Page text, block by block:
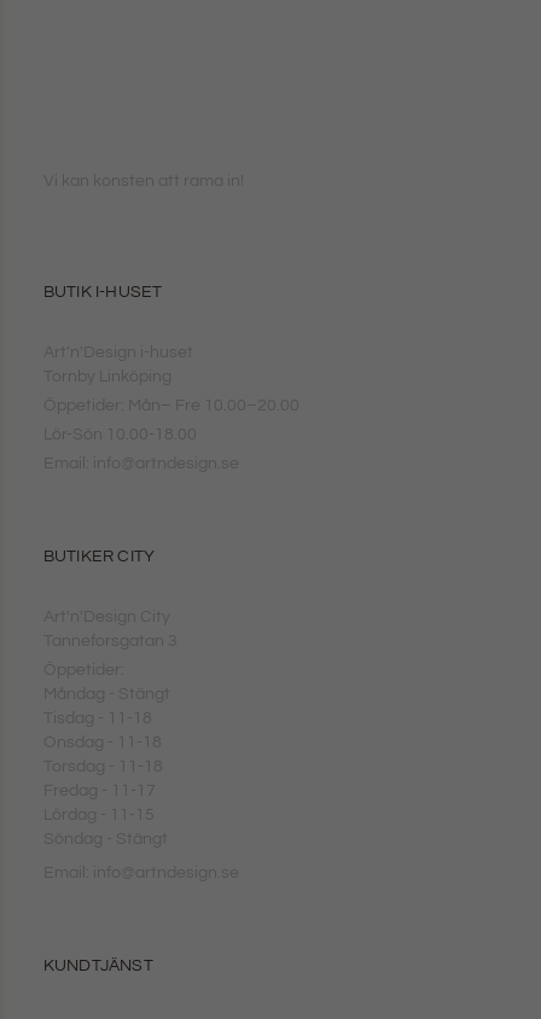
Vi kan konsten att rama in!
BUTIK I-HUSET
Art'n'Design i-huset
Tornby Linköping
Öppetider: Mån– Fre 10.00–20.00
Lör-Sön 10.00-18.00
Email: info@artndesign.se
BUTIKER CITY
Art'n'Design City
Tanneforsgatan 3
Öppetider:
Måndag - Stängt
Tisdag - 11-18
Onsdag - 11-18
Torsdag - 11-18
Fredag - 11-17
Lördag - 11-15
Söndag - Stängt
Email: info@artndesign.se
KUNDTJÄNST